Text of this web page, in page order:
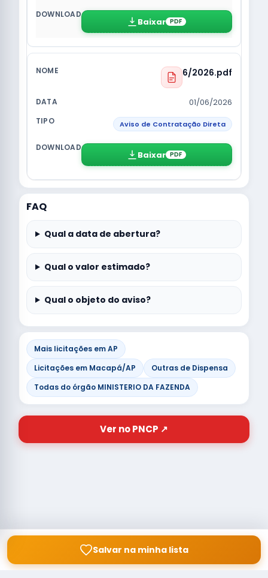
Baixar PDF
6/2026.pdf
01/06/2026
Aviso de Contratação Direta
Baixar PDF
FAQ
Qual a data de abertura?
Qual o valor estimado?
Qual o objeto do aviso?
Mais licitações em AP
Licitações em Macapá/AP
Outras de Dispensa
Todas do órgão MINISTERIO DA FAZENDA
Ver no PNCP ↗
Salvar na minha lista